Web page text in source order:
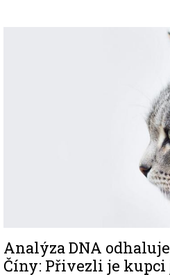
Analýza DNA
Číny: Přivezli je kupci